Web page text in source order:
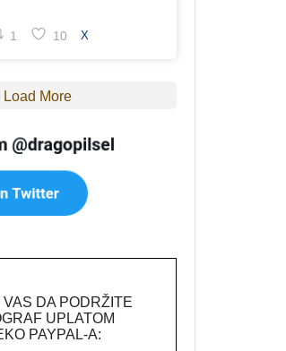
1 10 X
Load More
VAS DA PODRŽITE
UPLATOM
PAYPAL-A: